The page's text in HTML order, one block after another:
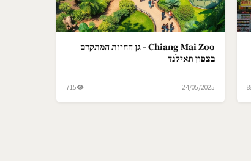
Chiang Mai Zoo - גן החיות המתקדם
בצפון תאילנד
24/05/2025
715